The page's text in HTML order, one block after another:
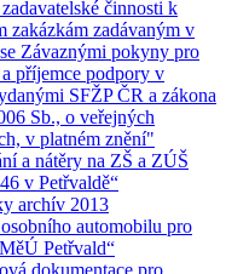
činnosti k
zakázkám zadávaným v
Závaznými pokyny pro
a příjemce podpory v
SFŽP ČR a zákona
Sb., o veřejných
v platném znění"
a nátěry na ZŠ a ZÚŠ
v Petřvaldě“
archív 2013
automobilu pro
Petřvald“
dokumentace pro